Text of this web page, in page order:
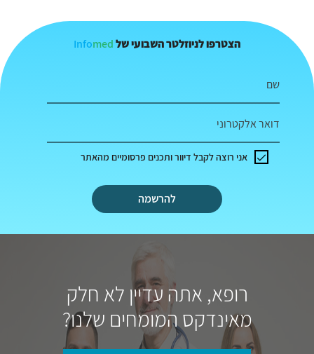
הצטרפו לניוזלטר השבועי של Infomed
שם
דואר אלקטרוני
להרשמה
אני רוצה לקבל דיוור ותכנים פרסומיים מהאתר
רופא, אתה עדיין לא חלק
מאינדקס המומחים שלנו?